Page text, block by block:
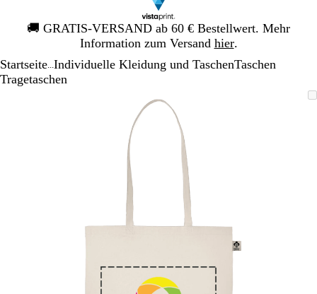
🚚 GRATIS-VERSAND ab 60 € Bestellwert. Mehr
Information zum Versand hier.
Galeriebild
1
Startseite Individuelle Kleidung und TaschenTaschen
Tragetaschen
Bild
auf
Minimum
zum
Vergrößern
Sie
Tasten
Zoomen
und
zum
Schwenken.